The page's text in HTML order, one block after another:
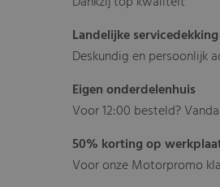
Landelijke servicedekking
Deskundig en persoonlijk
Eigen onderdelenhuis
Voor 12:00 besteld?
50% korting op
Voor onze Motorpromo